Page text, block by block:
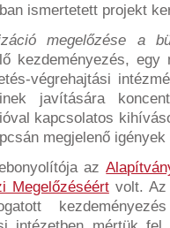
ismertetett projekt
megelőzése a
kezdeményezés, egy
végrehajtási
javítására
kapcsolatos
megjelenő
az
Megelőzéséértvolt. Az